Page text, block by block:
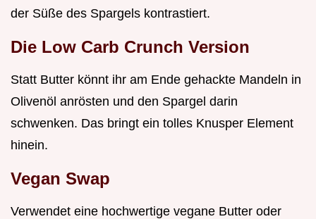
der Süße des Spargels kontrastiert.
Die Low Carb Crunch Version
Statt Butter könnt ihr am Ende gehackte Mandeln in
Olivenöl anrösten und den Spargel darin
schwenken. Das bringt ein tolles Knusper Element
hinein.
Vegan Swap
Verwendet eine hochwertige vegane Butter oder